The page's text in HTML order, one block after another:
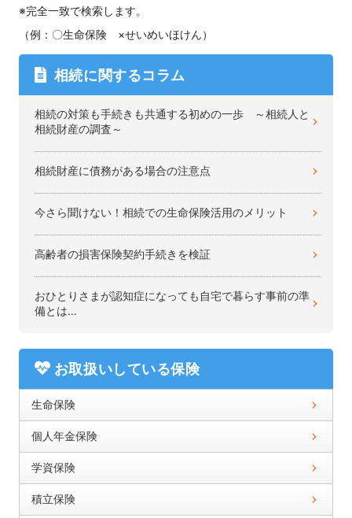
※完全一致で検索します。
（例：〇生命保険 ×せいめいほけん）
相続に関するコラム
相続の対策も手続きも共通する初めの一歩 ～相続人と
相続財産の調査～
相続財産に債務がある場合の注意点
今さら聞けない！相続での生命保険活用のメリット
高齢者の損害保険契約手続きを検証
おひとりさまが認知症になっても自宅で暮らす事前の準
備とは…
お取扱いしている保険
生命保険
個人年金保険
学資保険
積立保険